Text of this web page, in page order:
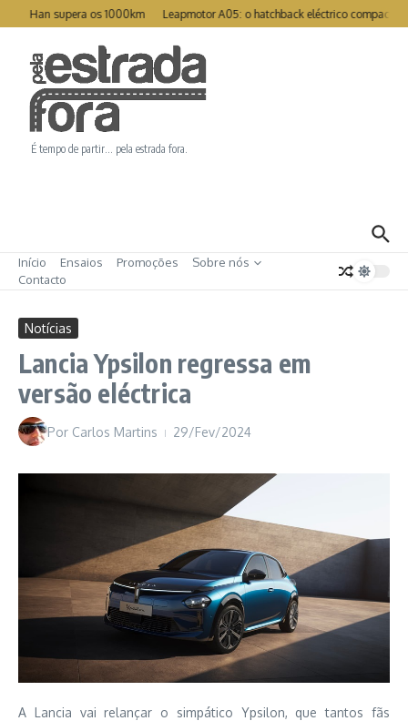
Ir para o conteúdo
Han supera os 1000km Leapmotor A05: o hatchback eléctrico compacto
É tempo de partir… pela estrada fora.
Início Ensaios Promoções
Sobre nós
Contacto
Notícias
Lancia Ypsilon regressa em
versão eléctrica
Por Carlos Martins 29/Fev/2024
A Lancia vai relançar o simpático Ypsilon, que tantos fãs